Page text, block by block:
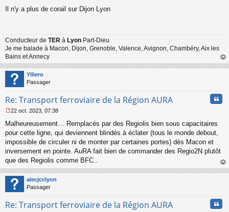
e
g
e
n
o
n
l
u
Il n'y a plus de corail sur Dijon Lyon
Conducteur de TER à Lyon Part-Dieu
Je me balade à Macon, Dijon, Grenoble, Valence, Avignon, Chambéry, Aix les
Bains et Annecy
au
Ylliero
Passager
Re: Transport ferroviaire de la Région AURA
e
s
a
g
e
n
o
n
l
22 oct. 2023, 07:38
Malheureusement… Remplacés par des Regiolis bien sous capacitaires
pour cette ligne, qui deviennent blindés à éclater (tous le monde debout,
impossible de circuler ni de monter par certaines portes) dès Macon et
inversement en pointe. AuRA fait bien de commander des Regio2N plutôt
que des Regiolis comme BFC..
au
alecjcclyon
Passager
Re: Transport ferroviaire de la Région AURA